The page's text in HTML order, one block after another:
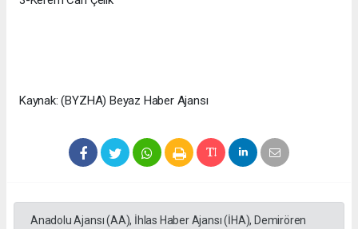
Kaynak: (BYZHA) Beyaz Haber Ajansı
Anadolu Ajansı (AA), İhlas Haber Ajansı (İHA), Demirören